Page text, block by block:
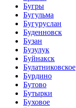
Бугры
Бугульма
Бугуруслан
Буденновск
Бузан
Бузулук
Буйнакск
Булатниковское
Бурдино
Бутово
Бутырки
Буховое